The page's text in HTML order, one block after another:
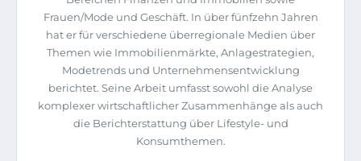
Frauen/Mode und Geschäft. In über fünfzehn Jahren
hat er für verschiedene überregionale Medien über
Themen wie Immobilienmärkte, Anlagestrategien,
Modetrends und Unternehmensentwicklung
berichtet. Seine Arbeit umfasst sowohl die Analyse
komplexer wirtschaftlicher Zusammenhänge als auch
die Berichterstattung über Lifestyle- und
Konsumthemen.